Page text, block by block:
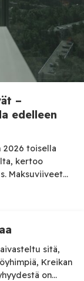
–
edelleen
2026 toisella
kertoo
Maksuviiveet
suurissa
laski 2,5
ja oli lähessitä,
Kreikan
on